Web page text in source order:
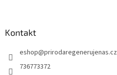
Kontakt
eshop@prirodaregenerujenas.cz
736773372